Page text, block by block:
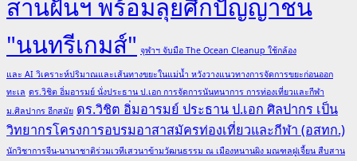
สานฝันฯ พร้อมลุยศึกปัญญาชน
"นนทรีเกมส์" จุฬาฯ จับมือ The Ocean Cleanup ใช้กล้อง
และ AI วิเคราะห์ปริมาณและเส้นทางขยะในแม่น้ำ หวังวางแนวทางการจัดการขยะก่อนออก
ทะเล ดร.วิชิต อิ่มอารมย์ นั่งประธาน ป.เอก การจัดการนันทนาการ การท่องเที่ยวและกีฬา
ม.ศิลปากร อีกสมัย ดร.วิชิต อิ่มอารมย์ ประธาน ป.เอก ศิลปากร เป็น
วิทยากรโครงการอบรมอาสาสมัครท่องเที่ยวและกีฬา (อสทก.)
นักวิชาการจีน-นานาชาติร่วมเวทีเสวนาข้ามวัฒนธรรม ณ เมืองหนานผิง มณฑลฝูเจี้ยน สืบสาน